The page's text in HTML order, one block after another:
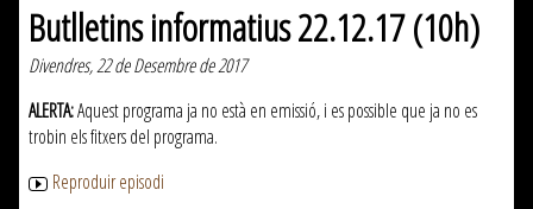
Butlletins informatius 22.12.17 (10h)
Divendres, 22 de Desembre de 2017
ALERTA:Aquest programa ja no està en emissió, i es possible que ja no es
trobin els fitxers del programa.
Reproduir episodi